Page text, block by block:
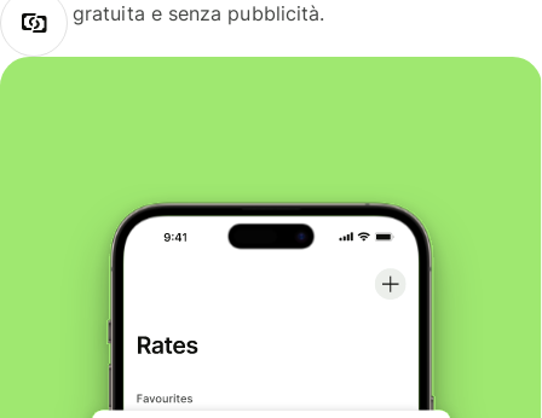
gratuita e senza pubblicità.